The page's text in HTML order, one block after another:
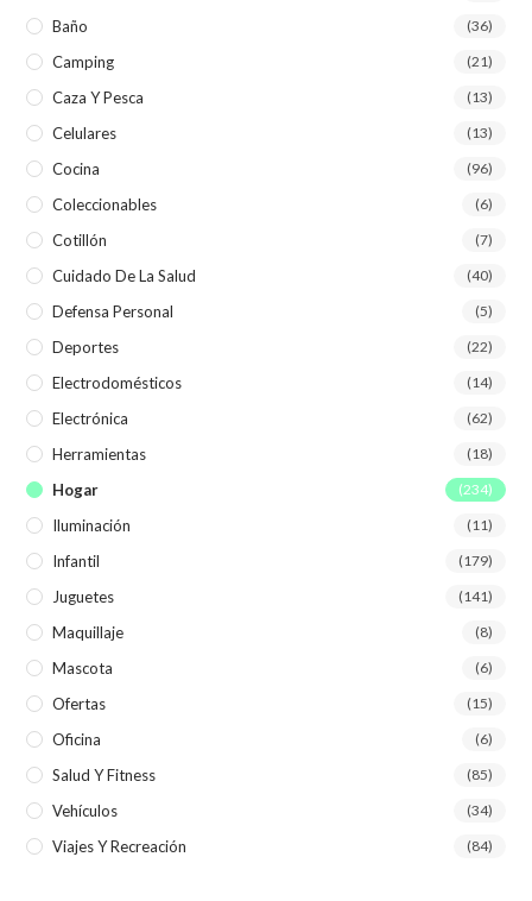
Baño (36)
Camping (21)
Caza Y Pesca (13)
Celulares (13)
Cocina (96)
Coleccionables (6)
Cotillón (7)
Cuidado De La Salud (40)
Defensa Personal (5)
Deportes (22)
Electrodomésticos (14)
Electrónica (62)
Herramientas (18)
Hogar (234)
Iluminación (11)
Infantil (179)
Juguetes (141)
Maquillaje (8)
Mascota (6)
Ofertas (15)
Oficina (6)
Salud Y Fitness (85)
Vehículos (34)
Viajes Y Recreación (84)